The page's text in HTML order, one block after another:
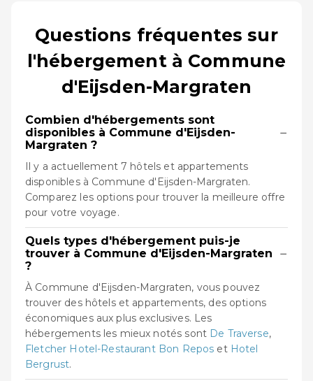
Questions fréquentes sur
l'hébergement à Commune
d'Eijsden-Margraten
Combien d'hébergements sont
disponibles à Commune d'Eijsden-
Margraten ?
−
Il y a actuellement 7 hôtels et appartements
disponibles à Commune d'Eijsden-Margraten.
Comparez les options pour trouver la meilleure offre
pour votre voyage.
Quels types d'hébergement puis-je
trouver à Commune d'Eijsden-Margraten
?
−
À Commune d'Eijsden-Margraten, vous pouvez
trouver des hôtels et appartements, des options
économiques aux plus exclusives. Les
hébergements les mieux notés sont De Traverse,
Fletcher Hotel-Restaurant Bon Repos et Hotel
Bergrust.